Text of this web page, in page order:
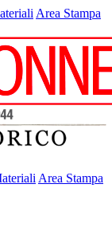
Area Stampa
Area Stampa